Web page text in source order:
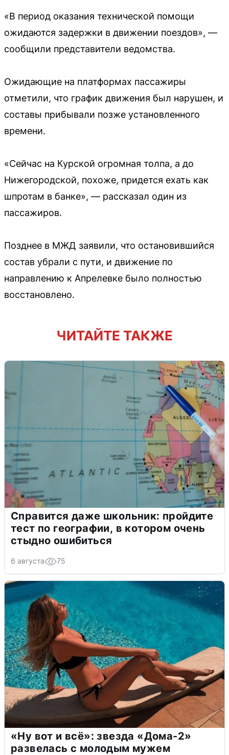
«В период оказания технической помощи
ожидаются задержки в движении поездов», —
сообщили представители ведомства.
Ожидающие на платформах пассажиры
отметили, что график движения был нарушен, и
составы прибывали позже установленного
времени.
«Сейчас на Курской огромная толпа, а до
Нижегородской, похоже, придется ехать как
шпротам в банке», — рассказал один из
пассажиров.
Позднее в МЖД заявили, что остановившийся
состав убрали с пути, и движение по
направлению к Апрелевке было полностью
восстановлено.
ЧИТАЙТЕ ТАКЖЕ
Справится даже школьник: пройдите
тест по географии, в котором очень
стыдно ошибиться
6 августа 75
«Ну вот и всё»: звезда «Дома-2»
развелась с молодым мужем